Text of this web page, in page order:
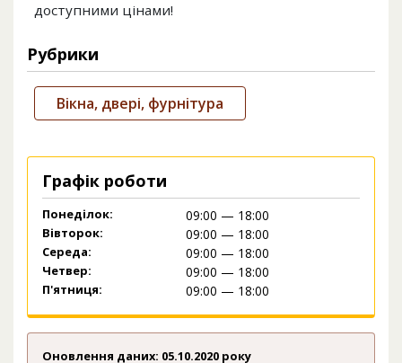
доступними цінами!
Рубрики
Вікна, двері, фурнітура
Графік роботи
Понеділок: 09:00 — 18:00
Вівторок: 09:00 — 18:00
Середа: 09:00 — 18:00
Четвер: 09:00 — 18:00
П'ятниця: 09:00 — 18:00
Оновлення даних: 05.10.2020 року